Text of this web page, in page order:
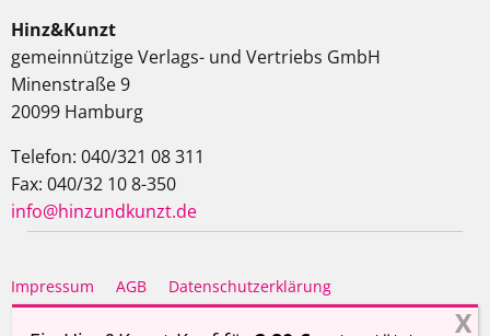
Hinz&Kunzt
gemeinnützige Verlags- und Vertriebs GmbH
Minenstraße 9
20099 Hamburg
Telefon: 040/321 08 311
Fax: 040/32 10 8-350
info@hinzundkunzt.de
Impressum AGB
Datenschutzerklärung
Haftungsausschluss